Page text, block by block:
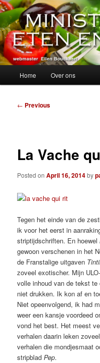
Skip
to
primary
contentMinisterie
alles over eten, drinken en
Home Over ons
Post
← Previous
La Vache
Posted onApril 16, 2014by
Tegen het einde van de
ik voor het eerst in
striptijdschriften. En hoewel
gewoon verschenen in het
de Franstalige uitgaven
zoveel exotischer. Mijn
volle inhoud van de tekst
niet drukken. Ik kon af en
Niet opeenvolgend, ik had
weer een kansje voordeed
vond het best. Het meest
verhalen daarin leken
verhalen die mondjesmaat
stripbladPep.